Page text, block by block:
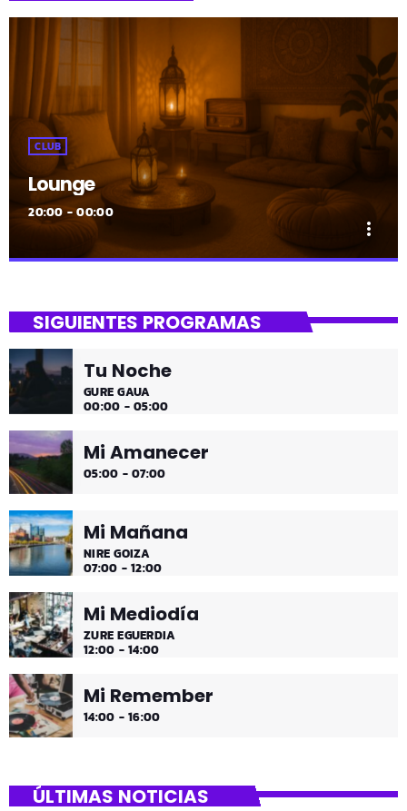
CLUB
Lounge
20:00 - 00:00
more_vert
Hora de desconectar de todo
Es hora de ir desconectando, y qué mejor que hacerlo
con sonidos que nos transportan, tal vez, a islas
paradisíacas. ¿Hace una infusión? ¿Un mojito?
SIGUIENTES PROGRAMAS
Tu Noche
GURE GAUA
00:00 - 05:00
Mi Amanecer
05:00 - 07:00
Mi Mañana
NIRE GOIZA
07:00 - 12:00
Mi Mediodía
ZURE EGUERDIA
12:00 - 14:00
Mi Remember
14:00 - 16:00
ÚLTIMAS NOTICIAS